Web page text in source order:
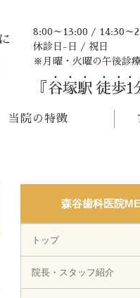
8:00～13:00 / 14:30～
休診日-日 / 祝日
※月曜・火曜の午後診
谷塚駅 徒歩1
当院の特徴
森谷歯科医院
トップ
院長・スタッフ紹介